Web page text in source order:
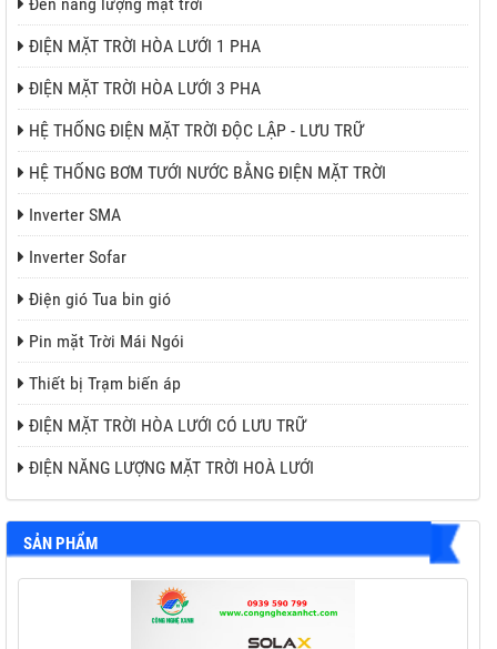
ĐIỆN MẶT TRỜI HÒA LƯỚI 1 PHA
ĐIỆN MẶT TRỜI HÒA LƯỚI 3 PHA
HỆ THỐNG ĐIỆN MẶT TRỜI ĐỘC LẬP - LƯU TRỮ
HỆ THỐNG BƠM TƯỚI NƯỚC BẰNG ĐIỆN MẶT TRỜI
Inverter SMA
Inverter Sofar
Điện gió Tua bin gió
Pin mặt Trời Mái Ngói
Thiết bị Trạm biến áp
ĐIỆN MẶT TRỜI HÒA LƯỚI CÓ LƯU TRỮ
ĐIỆN NĂNG LƯỢNG MẶT TRỜI HOÀ LƯỚI
SẢN PHẨM